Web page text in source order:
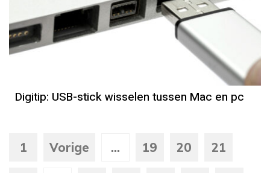
Digitip: USB-stick wisselen tussen Mac en pc
1 Vorige ... 19 20 21